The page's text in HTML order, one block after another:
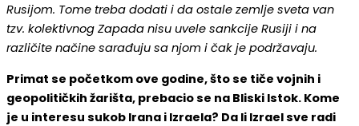
Rusijom. Tome treba dodati i da ostale zemlje sveta van
tzv. kolektivnog Zapada nisu uvele sankcije Rusiji i na
različite načine sarađuju sa njom i čak je podržavaju.
Primat se početkom ove godine, što se tiče vojnih i
geopolitičkih žarišta, prebacio se na Bliski Istok. Kome
je u interesu sukob Irana i Izraela? Da li Izrael sve radi